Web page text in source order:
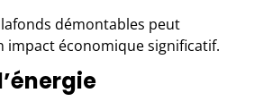
démontables peut
impact économique significatif.